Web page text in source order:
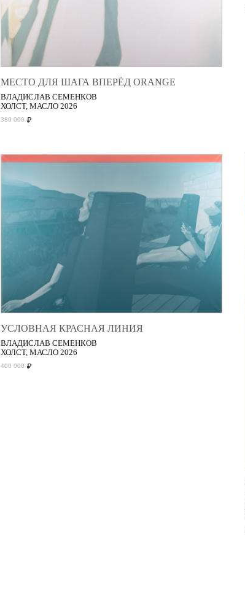
МЕСТО ДЛЯ ШАГА ВПЕРЁД ORANGE
ВЛАДИСЛАВ СЕМЕНКОВ
ХОЛСТ, МАСЛО 2026
380 000 ₽
УСЛОВНАЯ КРАСНАЯ ЛИНИЯ
ВЛАДИСЛАВ СЕМЕНКОВ
ХОЛСТ, МАСЛО 2026
400 000 ₽